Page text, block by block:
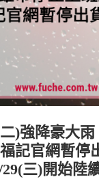
二)強降豪大
記官網暫停
29(三)開始陸